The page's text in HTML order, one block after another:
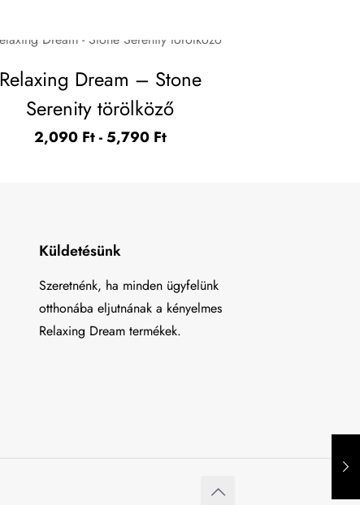
Relaxing Dream – Stone
Serenity törölköző
2,090 Ft- 5,790 Ft
Küldetésünk
Szeretnénk, ha minden ügyfelünk
otthonába eljutnának a kényelmes
Relaxing Dream termékek.